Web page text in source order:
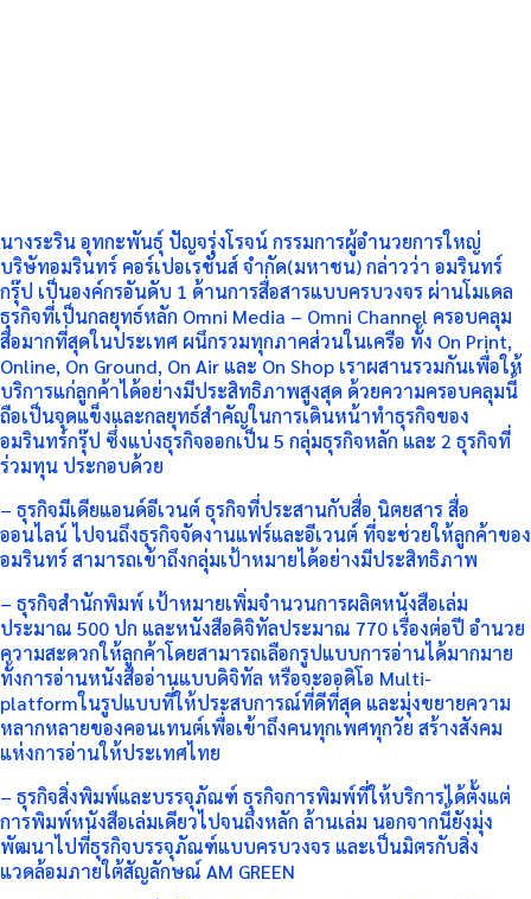
นางระริน อุทกะพันธุ์ ปัญจรุ่งโรจน์ กรรมการผู้อำนวยการใหญ่
บริษัทอมรินทร์ คอร์เปอเรชั่นส์ จำกัด(มหาชน) กล่าวว่า อมรินทร์
กรุ๊ป เป็นองค์กรอันดับ 1 ด้านการสื่อสารแบบครบวงจร ผ่านโมเดล
ธุรกิจที่เป็นกลยุทธ์หลัก Omni Media – Omni Channel ครอบคลุม
สื่อมากที่สุดในประเทศ ผนึกรวมทุกภาคส่วนในเครือ ทั้ง On Print,
Online, On Ground, On Air และ On Shop เราผสานรวมกันเพื่อให้
บริการแก่ลูกค้าได้อย่างมีประสิทธิภาพสูงสุด ด้วยความครอบคลุมนี้
ถือเป็นจุดแข็งและกลยุทธ์สำคัญในการเดินหน้าทำธุรกิจของ
อมรินทร์กรุ๊ป ซึ่งแบ่งธุรกิจออกเป็น 5 กลุ่มธุรกิจหลัก และ 2 ธุรกิจที่
ร่วมทุน ประกอบด้วย
– ธุรกิจมีเดียแอนด์อีเวนต์ ธุรกิจที่ประสานกับสื่อ นิตยสาร สื่อ
ออนไลน์ ไปจนถึงธุรกิจจัดงานแฟร์และอีเวนต์ ที่จะช่วยให้ลูกค้าของ
อมรินทร์ สามารถเข้าถึงกลุ่มเป้าหมายได้อย่างมีประสิทธิภาพ
– ธุรกิจสำนักพิมพ์ เป้าหมายเพิ่มจำนวนการผลิตหนังสือเล่ม
ประมาณ 500 ปก และหนังสือดิจิทัลประมาณ 770 เรื่องต่อปี อำนวย
ความสะดวกให้ลูกค้าโดยสามารถเลือกรูปแบบการอ่านได้มากมาย
ทั้งการอ่านหนังสืออ่านแบบดิจิทัล หรือจะออดิโอ Multi-
platformในรูปแบบที่ให้ประสบการณ์ที่ดีที่สุด และมุ่งขยายความ
หลากหลายของคอนเทนต์เพื่อเข้าถึงคนทุกเพศทุกวัย สร้างสังคม
แห่งการอ่านให้ประเทศไทย
– ธุรกิจสิ่งพิมพ์และบรรจุภัณฑ์ ธุรกิจการพิมพ์ที่ให้บริการได้ตั้งแต่
การพิมพ์หนังสือเล่มเดียวไปจนถึงหลัก ล้านเล่ม นอกจากนี้ยังมุ่ง
พัฒนาไปที่ธุรกิจบรรจุภัณฑ์แบบครบวงจร และเป็นมิตรกับสิ่ง
แวดล้อมภายใต้สัญลักษณ์ AM GREEN